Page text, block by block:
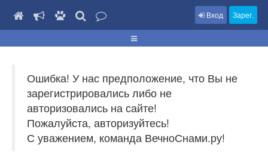
Вход Зарег.
Ошибка! У нас предположение, что Вы не
зарегистрировались либо не
авторизовались на сайте!
Пожалуйста, авторизуйтесь!
С уважением, команда ВечноСнами.ру!